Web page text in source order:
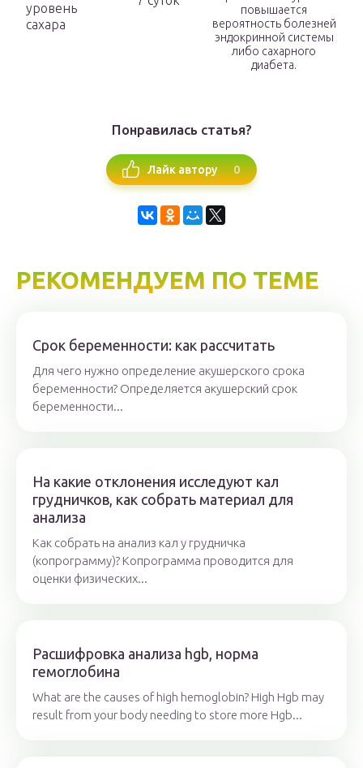
уровень
сахара
повышается
вероятность болезней
эндокринной системы
либо сахарного
диабета.
Понравилась статья?
Лайк автору 0
РЕКОМЕНДУЕМ ПО ТЕМЕ
Срок беременности: как рассчитать
Для чего нужно определение акушерского срока
беременности? Определяется акушерский срок
беременности...
На какие отклонения исследуют кал
грудничков, как собрать материал для
анализа
Как собрать на анализ кал у грудничка
(копрограмму)? Копрограмма проводится для
оценки физических...
Расшифровка анализа hgb, норма
гемоглобина
What are the causes of high hemoglobin? High Hgb may
result from your body needing to store more Hgb...